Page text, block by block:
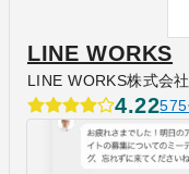
LINE WORKS
LINE WORKS株式会社
4.22575